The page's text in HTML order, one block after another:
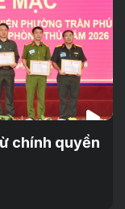
chính quyền